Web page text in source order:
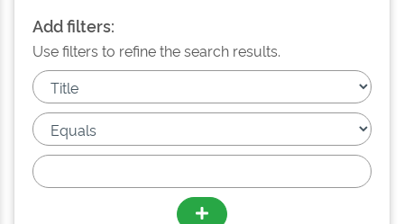
Add filters:
Use filters to refine the search results.